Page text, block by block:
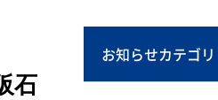
石
お知らせカテゴリ